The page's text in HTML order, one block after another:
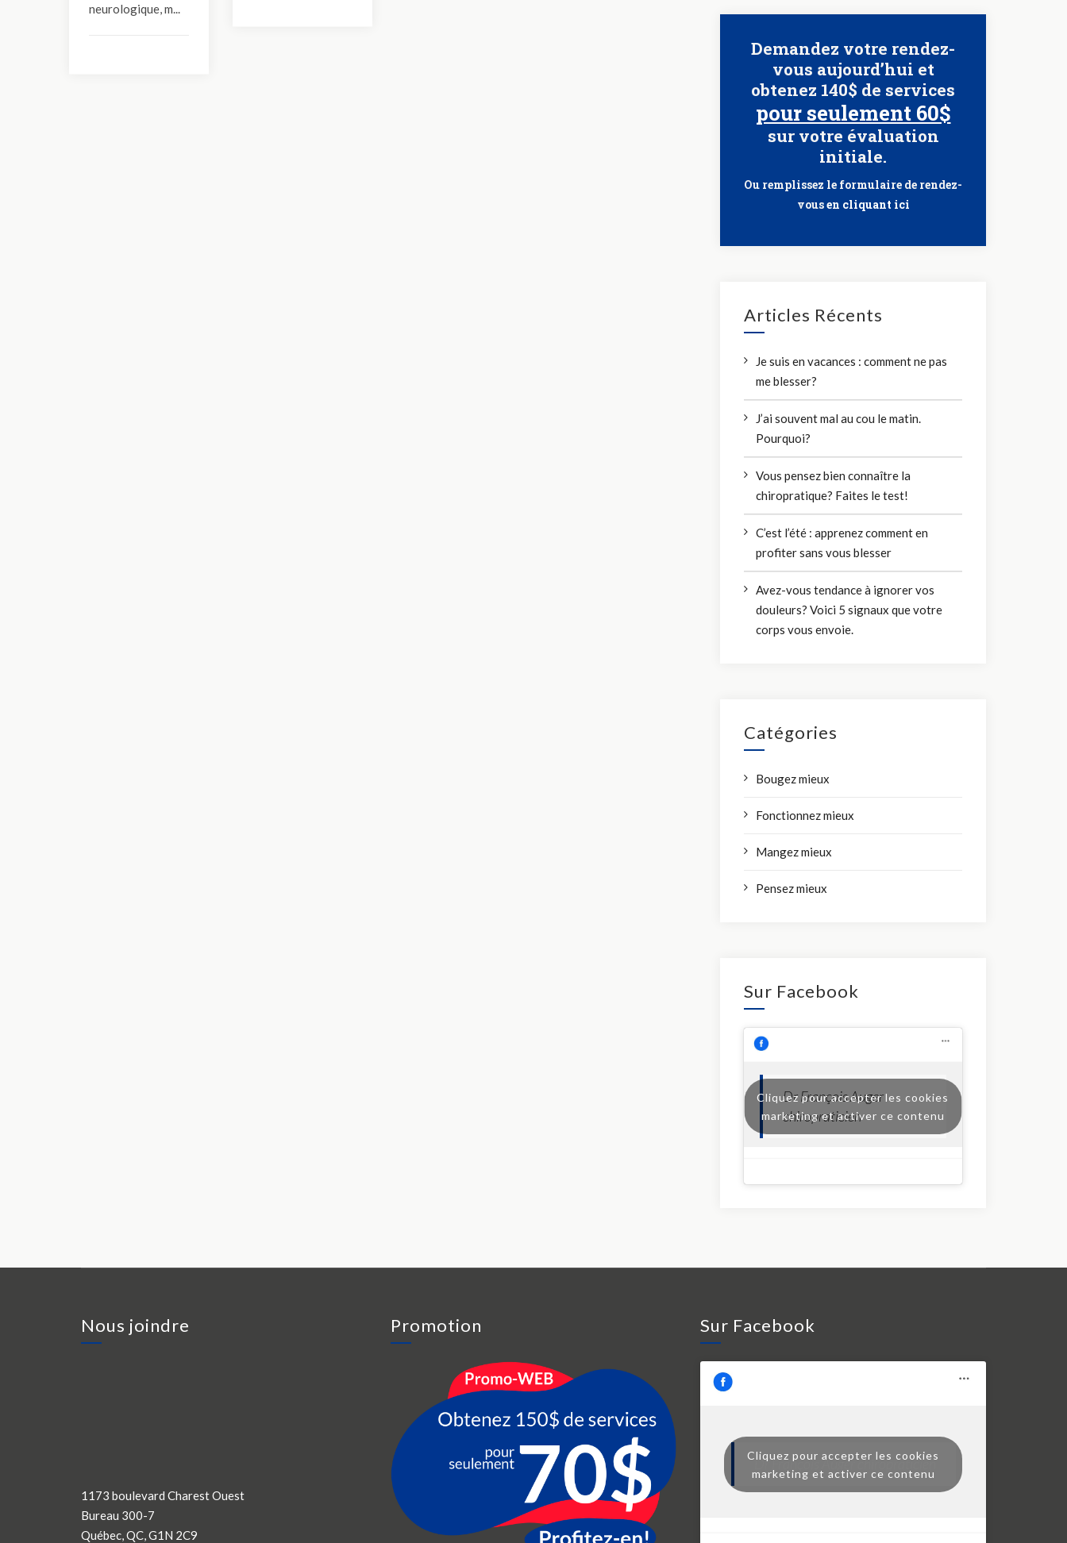
neurologique, m...
Demandez votre rendez-
vous aujourd’hui et
obtenez 140$ de services
pour seulement 60$
sur votre évaluation
initiale.
Ou remplissez le formulaire de rendez-
vousen cliquant ici
Articles Récents
Je suis en vacances : comment ne pas
me blesser?
J’ai souvent mal au cou le matin.
Pourquoi?
Vous pensez bien connaître la
chiropratique? Faites le test!
C’est l’été : apprenez comment en
profiter sans vous blesser
Avez-vous tendance à ignorer vos
douleurs? Voici 5 signaux que votre
corps vous envoie.
Catégories
Bougez mieux
Fonctionnez mieux
Mangez mieux
Pensez mieux
Sur Facebook
Dr François Auger
chiropraticien
Cliquez pour accepter les cookies
marketing et activer ce contenu
Nous joindre
1173 boulevard Charest Ouest
Bureau 300-7
Québec, QC, G1N 2C9
Promotion Sur Facebook
Dr François Auger chiropraticien
Cliquez pour accepter les cookies
marketing et activer ce contenu